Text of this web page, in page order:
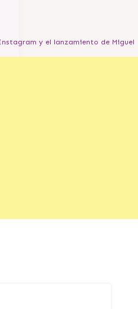
y el lanzamiento de Miguel